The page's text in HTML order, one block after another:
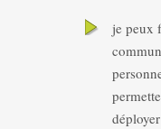
je peux